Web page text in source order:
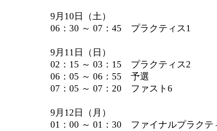
9月10日（土）
06：30 ～ 07：45 プラクティス1
9月11日（日）
02：15 ～ 03：15 プラクティス2
06：05 ～ 06：55 予選
07：05 ～ 07：20 ファスト6
9月12日（月）
01：00 ～ 01：30 ファイナルプラクテ